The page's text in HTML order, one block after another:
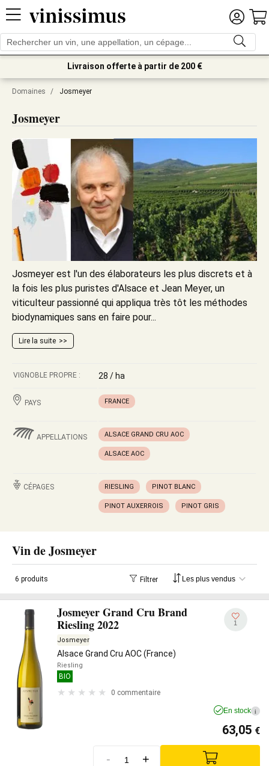
Livraison offerte à partir de 200 €
Domaines / Josmeyer
Josmeyer
Josmeyer est l'un des élaborateurs les plus discrets et à
la fois les plus puristes d'Alsace et Jean Meyer, un
viticulteur passionné qui appliqua très tôt les méthodes
biodynamiques sans en faire pour...
Lire la suite
VIGNOBLE PROPRE : 28 / ha
PAYS FRANCE
APPELLATIONS ALSACE GRAND CRU AOC
ALSACE AOC
CÉPAGES RIESLING PINOT BLANC
PINOT AUXERROIS PINOT GRIS
Vin de Josmeyer
6 produits Filtrer
Josmeyer Grand Cru Brand
Riesling 2022
Josmeyer
Alsace Grand Cru AOC (France)
Riesling
BIO
0 commentaire
1
En stock i
63,05 €
- +